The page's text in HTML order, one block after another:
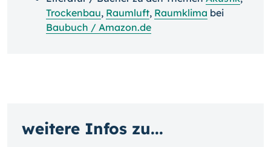
Trockenbau, Raumluft, Raumklima bei
Baubuch / Amazon.de
weitere Infos zu...